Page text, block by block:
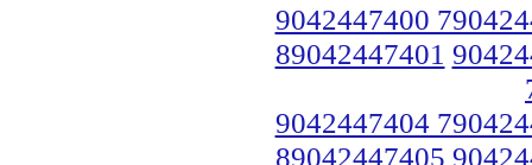
9042447400
89042447401
9042447404
89042447405